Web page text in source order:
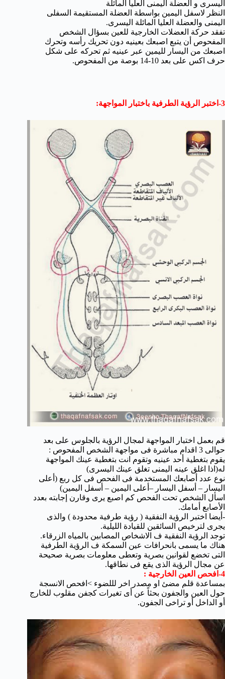
اليسرى و العضلة اليمنى العليا المائلة
النظر لاسفل اليمين بواسطة العضلة المستقيمة السفلى
اليمنى والعضلة العليا المائلة اليسرى.
تفقد حركة العضلات الخارجية للعين بسؤال الشخص
المفحوص أن يتبع اصبعك بعينيه دون تحريك رأسه وتحرك
اصبعك من اليسار لليمين عبر عينيه ثم تحركه على شكل
حرف اكس على بعد 10-14 بوصة من المفحوص.
3-اختبر الرؤية الطرفية باختبار المواجهة:
قم بعمل اختبار المواجهة لمجال الرؤية بالجلوس على بعد
حوالى 3 اقدام مباشرة فى مواجهة الشخص المفحوص :
يقوم بتغطية أحد عينيه وتقوم انت بتغطية عينك المواجهة
له(اذا اغلق عينه اليمنى تغلق عينك اليسرى)
نوع عدد أصابعك المستخدمة فى الفحص فى كل ربع (أعلى
اليسار – أسفل اليسار –أعلى اليمين – أسفل اليمين)
اسأل الشخص تحت الفحص كم اصبع يرى وقارن إجابته بعدد
الأصابع أمامك.
-أيضا اختبر الرؤية النفقية ( رؤية طرفية محدودة ) والذى
يجرى لترخيص السائقين للقيادة الليلية.
توجد الرؤية النفقية ف الاشخاص المصابين بالمياه الزرقاء.
هناك ما يسمى بانحرافات عين السمكة ف الرؤية الطرفية
التى تخضع لقوانين بصرية وتعطى معلومات بصرية صحيحة
عن مجال الرؤية الذى يقع فى نطاقها.
4-افحص العين الخارجية :
بمساعدة قلم مضئ او مصدر اخر لللضوء >افحص الانسجة
حول العين والجفون بحثاً عن أى تغيرات كجفن مقلوب للخارج
أو الداخل أو تراخى الجفون.